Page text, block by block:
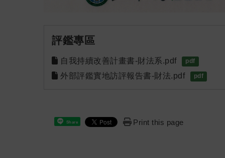
評鑑專區
自我持續改善計畫書-財法系.pdf pdf
外部評鑑實地訪評報告書-財法.pdf pdf
Share Print this page